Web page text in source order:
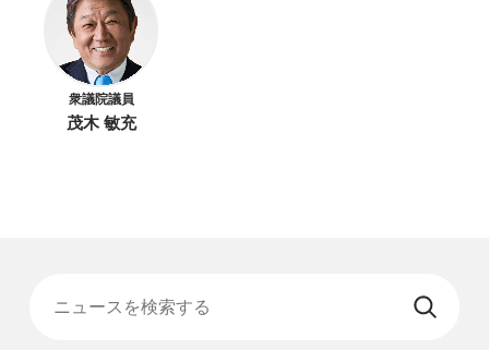
衆議院議員
茂木 敏充